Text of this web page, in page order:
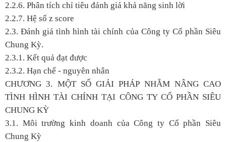
2.2.6. Phân tích chỉ tiêu đánh giá khả năng sinh lời
2.2.7. Hệ số z score
2.3. Đánh giá tình hình tài chính của Công ty Cổ phần Siêu
Chung Kỳ.
2.3.1. Kết quả đạt được
2.3.2. Hạn chế - nguyên nhân
CHƯƠNG 3. MỘT SỐ GIẢI PHÁP NHẰM NÂNG CAO
TÌNH HÌNH TÀI CHÍNH TẠI CÔNG TY CỔ PHẦN SIÊU
CHUNG KỲ
3.1. Môi trường kinh doanh của Công ty Cổ phần Siêu
Chung Kỳ